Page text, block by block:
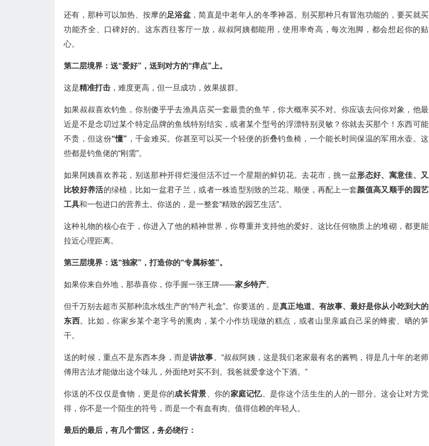
还有，那种可以加热、按摩的足浴盆，简直是中老年人的冬季神器。别买那种只有冒泡功能的，要买就买
功能齐全、口碑好的。这东西往客厅一放，叔叔阿姨都能用，使用率奇高，每次泡脚，都会想起你的贴
心。
第二层境界：送“爱好”，送到对方的“痒点”上。
这是精准打击 ，难度更高，但一旦成功，效果拔群。
如果叔叔喜欢钓鱼，你别傻乎乎去渔具店买一套最贵的鱼竿，你大概率买不对。你应该去问你对象，他最
近是不是念叨过某个特定品牌的鱼线特别结实，或者某个型号的浮漂特别灵敏？你就去买那个！东西可能
不贵，但这份“懂” ，千金难买。你甚至可以买一个轻便的折叠钓鱼椅，一个能长时间保温的军用水壶。这
些都是钓鱼佬的“刚需”。
如果阿姨喜欢养花，别送那种开得烂漫但活不过一个星期的鲜切花。去花市，挑一盆形态好、寓意佳、又
比较好养活的绿植，比如一盆君子兰，或者一株造型别致的兰花。顺便，再配上一套颜值高又顺手的园艺
工具和一包进口的营养土。你送的，是一整套“精致的园艺生活”。
这种礼物的核心在于，你进入了他的精神世界，你尊重并支持他的爱好。这比任何物质上的堆砌，都更能
拉近心理距离。
第三层境界：送“独家”，打造你的“专属标签”。
如果你来自外地，那恭喜你，你手握一张王牌——家乡特产。
但千万别去超市买那种流水线生产的“特产礼盒”。你要送的，是真正地道、有故事、最好是你从小吃到大的
东西。比如，你家乡某个老字号的熏肉，某个小作坊现做的糕点，或者山里亲戚自己采的蜂蜜、晒的笋
干。
送的时候，重点不是东西本身，而是讲故事。“叔叔阿姨，这是我们老家最有名的酱鸭，得是几十年的老师
傅用古法才能做出这个味儿，外面绝对买不到。我爸就爱拿这个下酒。”
你送的不仅仅是食物，更是你的成长背景 、你的家庭记忆、是你这个活生生的人的一部分。这会让对方觉
得，你不是一个陌生的符号，而是一个有血有肉、值得信赖的年轻人。
最后的最后，有几个雷区，务必绕行：